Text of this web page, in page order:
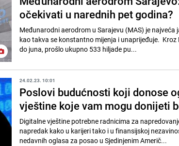
očekivati u narednih pet godina?
Međunarodni aerodrom u Sarajevu (MAS) je
kao takva se konstantno mijenja i unaprijeđuje.
do juna, prošlo ukupno 533 hiljade pu...
24.02.23. 10:01
Poslovi budućnosti koji donose
vještine koje vam mogu donijeti
Digitalne vještine potrebne radnicima za
napredak kako u karijeri tako i u finansijskoj
nedavnih oglasa za posao u Sjedinjenim Američ...